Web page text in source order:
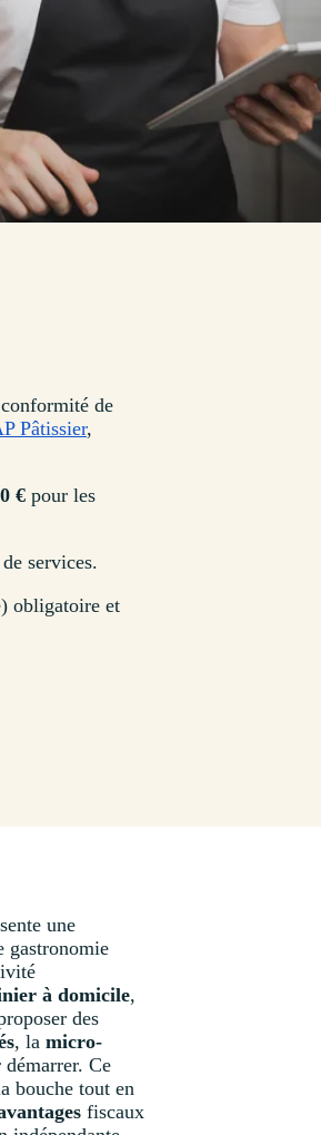
de
Pâtissier,
€ pour les
services.
obligatoire et
une
gastronomie
à domicile,
des
, la micro-
Ce
bouche tout en
fiscaux